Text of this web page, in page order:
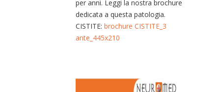
per anni. Leggi la nostra brochure
dedicata a questa patologia.
CISTITE: brochure CISTITE_3
ante_445x210